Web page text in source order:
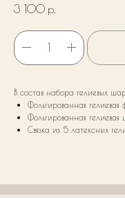
3 100 р.
В состав набора гелиевых
Фольгированная гелиевая
Фольгированная гелиевая
Связка из 5 латексных